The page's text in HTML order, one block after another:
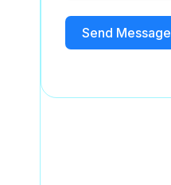
Send Message